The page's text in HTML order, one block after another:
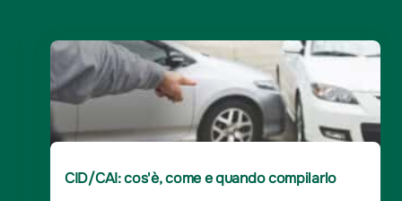
CID/CAI: cos'è, come e quando compilarlo